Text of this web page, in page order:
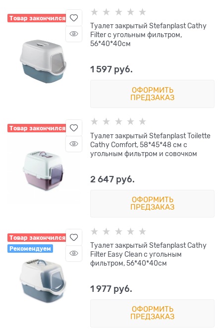
Товар закончился
Туалет закрытый Stefanplast Cathy
Filter с угольным фильтром,
56*40*40см
1 597 руб.
ОФОРМИТЬ
ПРЕДЗАКАЗ
Товар закончился
Туалет закрытый Stefanplast Toilette
Cathy Comfort, 58*45*48 см с
угольным фильтром и совочком
2 647 руб.
ОФОРМИТЬ
ПРЕДЗАКАЗ
Товар закончился
Рекомендуем
Туалет закрытый Stefanplast Cathy
Filter Easy Clean с угольным
фильтром, 56*40*40см
1 977 руб.
ОФОРМИТЬ
ПРЕДЗАКАЗ